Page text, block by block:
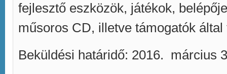
fejlesztő eszközök, játékok,
műsoros CD, illetve támogatók
Beküldési határidő: 2016. március